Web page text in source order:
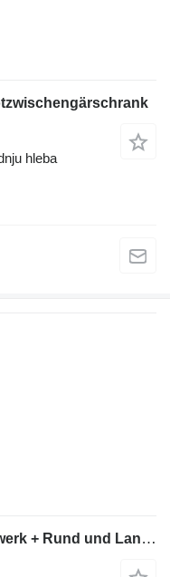
hleba
WP Kemper Imperator + Becherwerk + Rund und Langwirker